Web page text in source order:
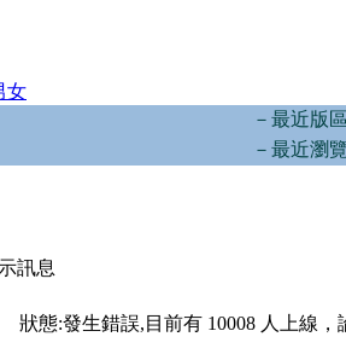
女
－最近版
－最近瀏
訊息
狀態:發生錯誤,目前有 10008 人上線